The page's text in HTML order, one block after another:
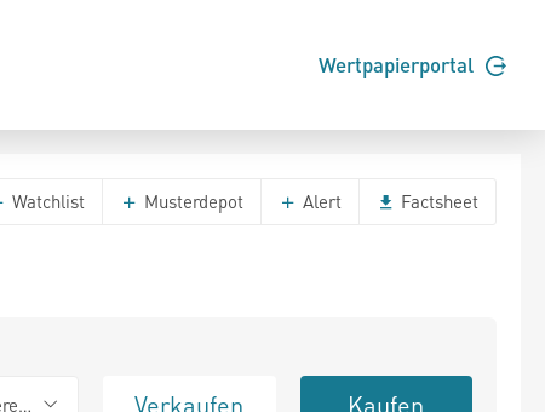
Wertpapierportal
Watchlist Musterdepot Alert Factsheet
Verkaufen Kaufen